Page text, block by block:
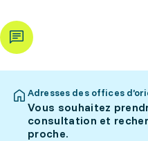
Adresses des offices
Vous souhaitez
consultation et
proche.